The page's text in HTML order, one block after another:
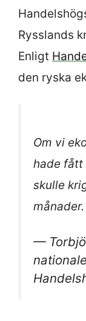
Rysslands
Enligt
den ryska
Om vi
hade fått
skulle
månader.
—